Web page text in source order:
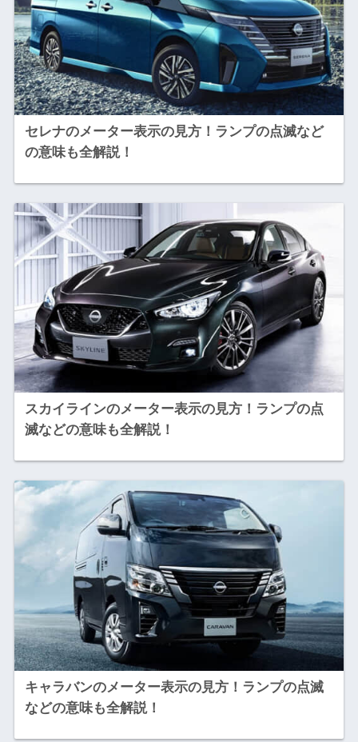
セレナのメーター表示の見方！ランプの点滅など
の意味も全解説！
スカイラインのメーター表示の見方！ランプの点
滅などの意味も全解説！
キャラバンのメーター表示の見方！ランプの点滅
などの意味も全解説！